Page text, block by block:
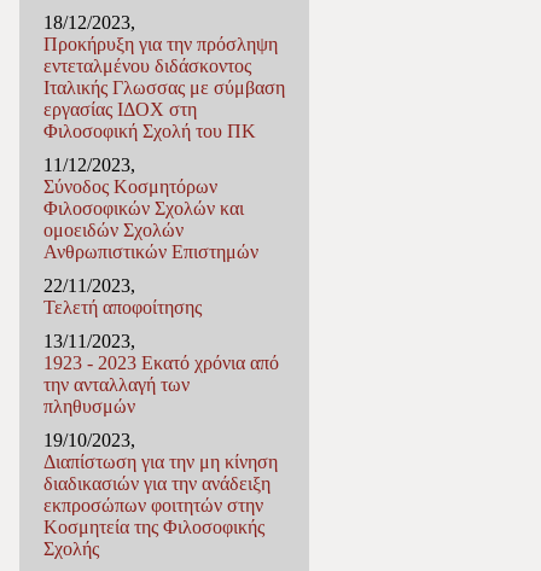
18/12/2023,
Προκήρυξη για την πρόσληψη
εντεταλμένου διδάσκοντος
Ιταλικής Γλωσσας με σύμβαση
εργασίας ΙΔΟΧ στη
Φιλοσοφική Σχολή του ΠΚ
11/12/2023,
Σύνοδος Κοσμητόρων
Φιλοσοφικών Σχολών και
ομοειδών Σχολών
Ανθρωπιστικών Επιστημών
22/11/2023,
Τελετή αποφοίτησης
13/11/2023,
1923 - 2023 Εκατό χρόνια από
την ανταλλαγή των
πληθυσμών
19/10/2023,
Διαπίστωση για την μη κίνηση
διαδικασιών για την ανάδειξη
εκπροσώπων φοιτητών στην
Κοσμητεία της Φιλοσοφικής
Σχολής